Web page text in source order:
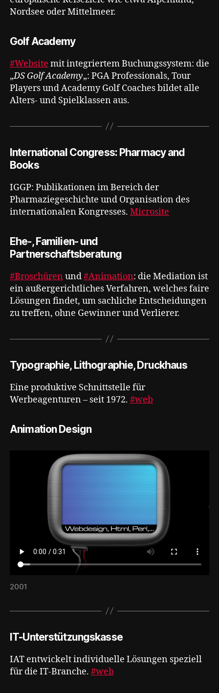
Nordsee oder Mittelmeer.
Golf Academy
#Website mit integriertem Buchungssystem: die
„DS Golf Academy„: PGA Professionals, Tour
Players und Academy Golf Coaches bildet alle
Alters- und Spielklassen aus.
International Congress: Pharmacy and
Books
IGGP: Publikationen im Bereich der
Pharmaziegeschichte und Organisation des
internationalen Kongresses. Microsite
Ehe-, Familien- und
Partnerschaftsberatung
#Broschüren und#Animation: die Mediation ist
ein außergerichtliches Verfahren, welches faire
Lösungen findet, um sachliche Entscheidungen
zu treffen, ohne Gewinner und Verlierer.
Typographie, Lithographie, Druckhaus
Eine produktive Schnittstelle für
Werbeagenturen – seit 1972. #web
Animation Design
2001
IT-Unterstützungskasse
IAT entwickelt individuelle Lösungen speziell
für die IT-Branche. #web